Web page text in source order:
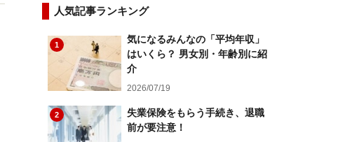
人気記事ランキング
1
気になるみんなの「平均年収」
はいくら？ 男女別・年齢別に紹
介
2026/07/19
2
失業保険をもらう手続き、退職
前が要注意！